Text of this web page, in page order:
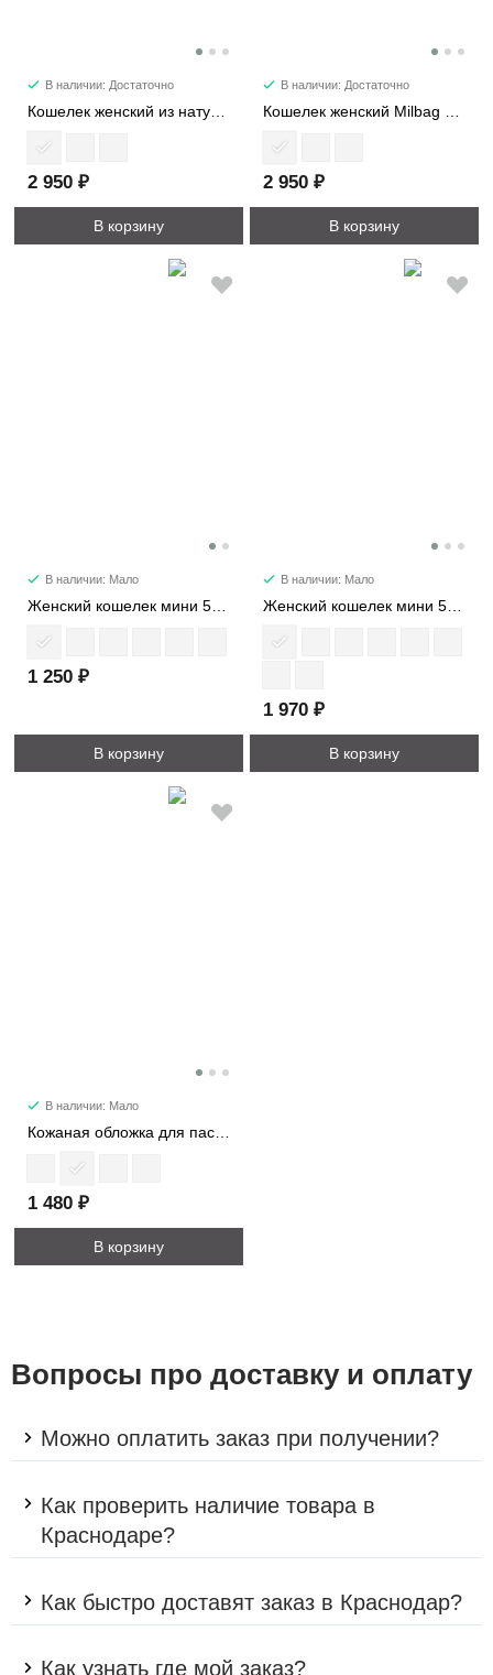
В наличии: Достаточно
2 950 ₽
В корзину
В наличии: Достаточно
2 950 ₽
В корзину
В наличии: Мало
1 250 ₽
В корзину
В наличии: Мало
1 970 ₽
В корзину
В наличии: Мало
Кожаная обложка для паспорта 537M
1 480 ₽
В корзину
Вопросы про доставку и оплату
Можно оплатить заказ при получении?
Как проверить наличие товара в
Краснодаре?
Как быстро доставят заказ в Краснодар?
Как узнать где мой заказ?